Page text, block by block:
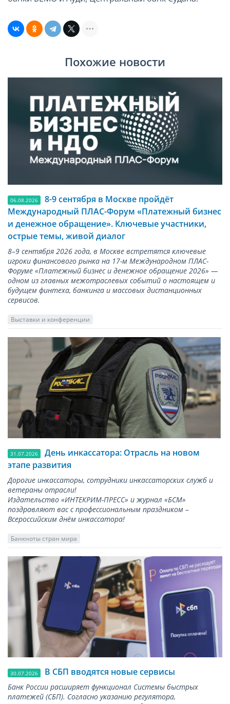
Похожие новости
06.08.2026
8-9 сентября в Москве пройдёт
Международный ПЛАС-Форум «Платежный бизнес
и денежное обращение». Ключевые участники,
острые темы, живой диалог
8–9 сентября 2026 года, в Москве встретятся ключевые
игроки финансового рынка на 17-м Международном ПЛАС-
Форуме «Платежный бизнес и денежное обращение 2026» —
одном из главных межотраслевых событий о настоящем и
будущем финтеха, банкинга и массовых дистанционных
сервисов.
Выставки и конференции
31.07.2026
День инкассатора: Отрасль на новом
этапе развития
Дорогие инкассаторы, сотрудники инкассаторских служб и
ветераны отрасли!
Издательство «ИНТЕКРИМ-ПРЕСС» и журнал «БСМ»
поздравляют вас с профессиональным праздником –
Всероссийским днём инкассатора!
Банкноты стран мира
30.07.2026 В СБП вводятся новые сервисы
Банк России расширяет функционал Системы быстрых
платежей (СБП). Согласно указанию регулятора,